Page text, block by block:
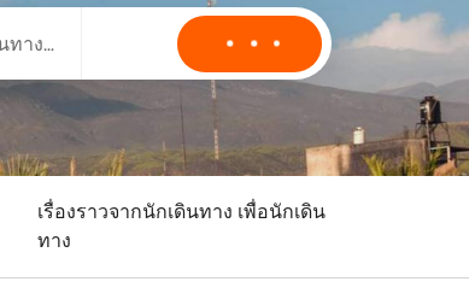
เรื่องราวจากนักเดินทาง เพื่อนักเดิน
ทาง